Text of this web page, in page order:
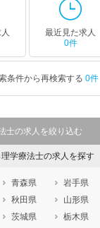
最近見た求人
0件
条件から再検索する 0件
士の求人を絞り込む
学療法士の求人を探す
青森県
岩手県
秋田県
山形県
茨城県
栃木県